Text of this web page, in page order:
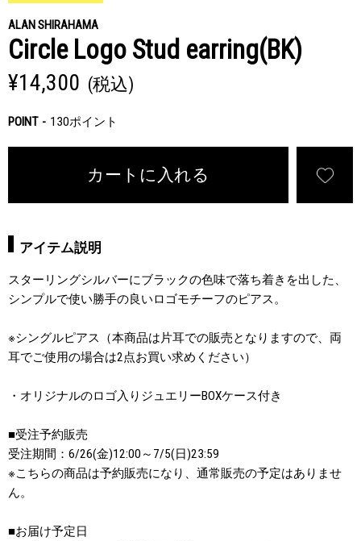
ALAN SHIRAHAMA
Circle Logo Stud earring(BK)
¥14,300 (税込)
POINT 130ポイント
カートに入れる
アイテム説明
スターリングシルバーにブラックの色味で落ち着きを出した、
シンプルで使い勝手の良いロゴモチーフのピアス。
※シングルピアス（本商品は片耳での販売となりますので、両
耳でご使用の場合は2点お買い求めください）
・オリジナルのロゴ入りジュエリーBOXケース付き
■受注予約販売
受注期間：6/26(金)12:00～7/5(日)23:59
※こちらの商品は予約販売になり、通常販売の予定はありませ
ん。
■お届け予定日